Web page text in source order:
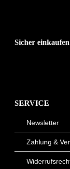
Sicher einkaufen
SERVICE
Newsletter
Zahlung &